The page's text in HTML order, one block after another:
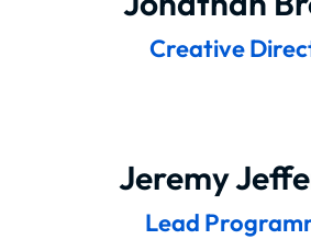
Creative
Jeremy
Lead